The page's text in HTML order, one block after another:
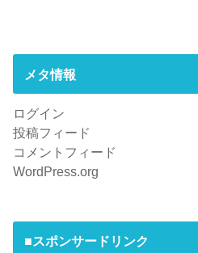
メタ情報
ログイン
投稿フィード
コメントフィード
WordPress.org
■スポンサードリンク